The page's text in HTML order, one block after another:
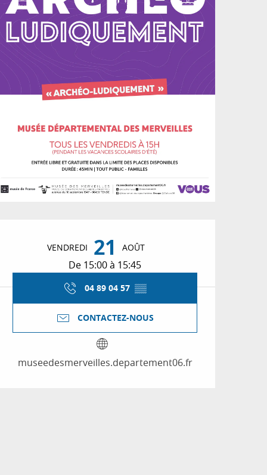
Ouverture et
VENDREDI 21 AOÛT
De 15:00 à 15:45
04 89 04 57 ▒▒
CONTACTEZ-NOUS
museedesmerveilles.departement06.fr